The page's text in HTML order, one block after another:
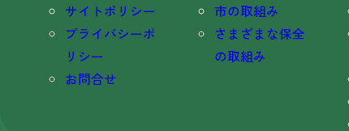
サイトポリシー
プライバシーポ
リシー
お問合せ
市の取組み
さまざまな保全
の取組み